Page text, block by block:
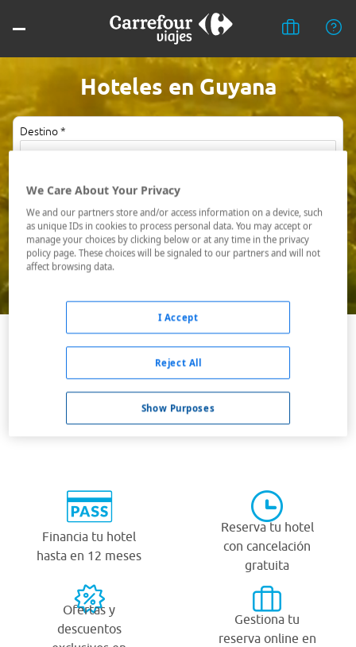
Hoteles en Guyana
Destino *
09/08/2026 - 10/08/2026
Ocupación *
1 habitación, 2 adultos
¿Por qué viajar con Viajes Carrefour?
Financia tu hotel
hasta en 12 meses
Reserva tu hotel
con cancelación
gratuita
Ofertas y
descuentos
Gestiona tu
reserva online en
We Care About Your Privacy
We and our partners store and/or access information on a device, such
as unique IDs in cookies to process personal data. You may accept or
manage your choices by clicking below or at any time in the privacy
policy page. These choices will be signaled to our partners and will not
affect browsing data.
Show Purposes
Reject All
I Accept